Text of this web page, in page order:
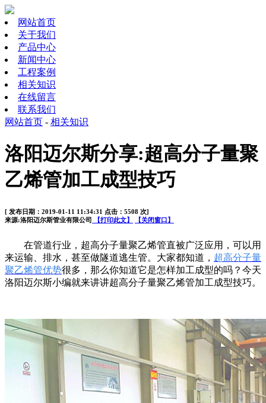
网站首页
关于我们
产品中心
新闻中心
工程案例
相关知识
在线留言
联系我们
网站首页 - 相关知识
洛阳迈尔斯分享:超高分子量聚
乙烯管加工成型技巧
[ 发布日期：2019-01-11 11:34:31 点击：5508 次]
来源:洛阳迈尔斯管业有限公司
【打印此文】 【关闭窗口】
在管道行业，超高分子量聚乙烯管直被广泛应用，可以用
来运输、排水，甚至做隧道逃生管。大家都知道， 超高分子量
聚乙烯管优势很多，那么你知道它是怎样加工成型的吗？今天
洛阳迈尔斯小编就来讲讲超高分子量聚乙烯管加工成型技巧。